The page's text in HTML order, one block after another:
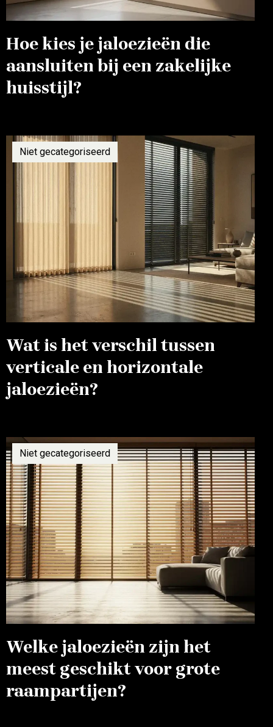
Hoe kies je jaloezieën die
aansluiten bij een zakelijke
huisstijl?
Niet gecategoriseerd
Wat is het verschil tussen
verticale en horizontale
jaloezieën?
Niet gecategoriseerd
Welke jaloezieën zijn het
meest geschikt voor grote
raampartijen?